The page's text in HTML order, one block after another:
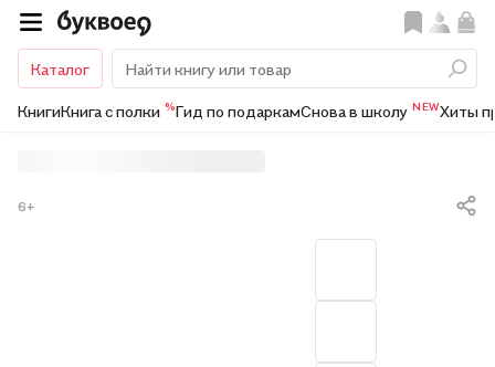
Каталог
КнигиКнига с полки %Гид по подаркамСнова в школу NEWХиты
6+